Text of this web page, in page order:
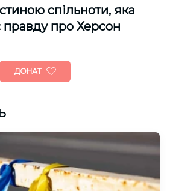
спільноти, яка
правду про Херсон
ДОНАТ